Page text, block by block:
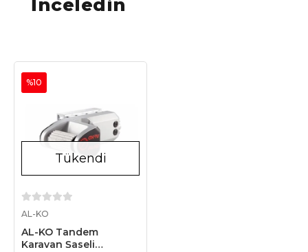
İnceledin
Tükendi
AL-KO
AL-KO Tandem
Karavan Şaseli
%10